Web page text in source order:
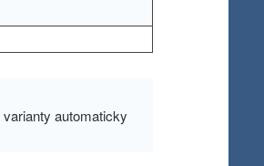
automaticky